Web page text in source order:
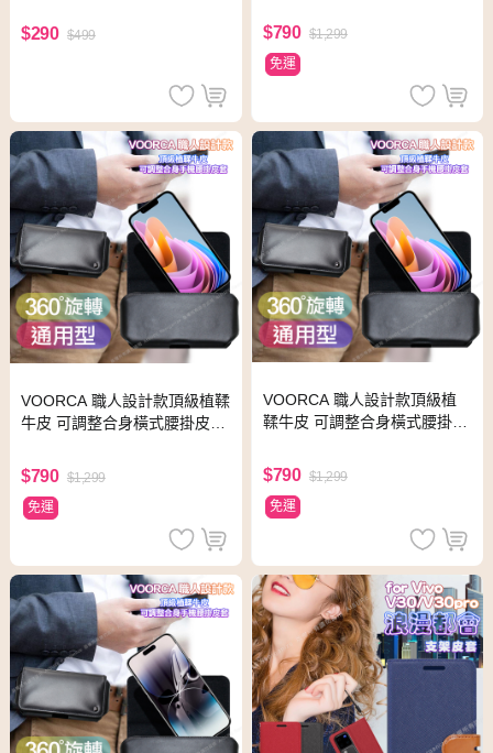
$290 $499 $790 $1,299
免運
VOORCA 職人設計款頂級植鞣
牛皮 可調整合身橫式腰掛皮套f
$790 $1,299
免運
VOORCA 職人設計款頂級植
鞣牛皮 可調整合身橫式腰掛皮
$790 $1,299
免運